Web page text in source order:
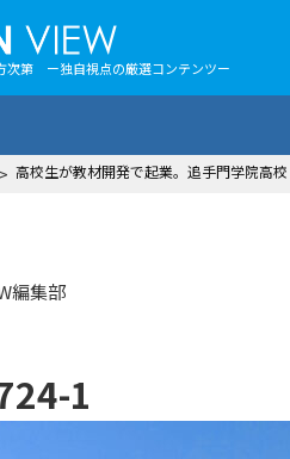
次第 ー独自視点の厳選コンテンツー
> 高校生が教材開発で起業。追手門学院高
編集部
1